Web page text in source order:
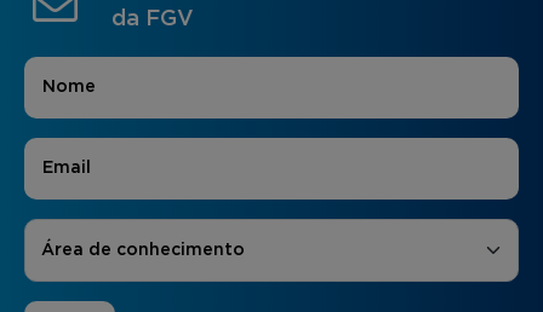
da FGV
Nome
E-mail
Áreas de Interesse
Área de conhecimento